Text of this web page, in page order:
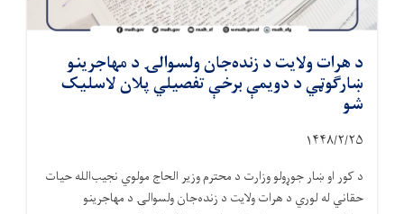
د هرات ولایت د زنده‌جان ولسوالۍ د مهاجرینو
ښارګوټي د دویمې برخې تفصیلي پلان لاسلیک
شو
۱۴۴۸/۲/۲۵
د کور او ښار جوړولو وزارت د محترم وزیر الحاج مولوي نجیب‌الله حیات
حقاني له لوري د هرات ولایت د زنده‌جان ولسوالۍ د مهاجرینو